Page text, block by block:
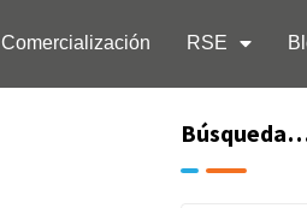
Comercialización RSE